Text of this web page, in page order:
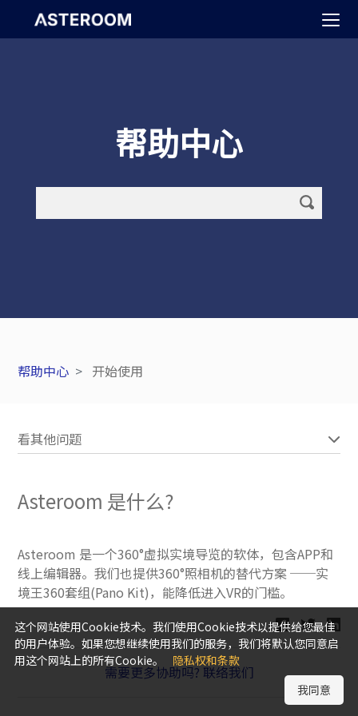
帮助中心
帮助中心 开始使用
看其他问题
Asteroom 是什么?
Asteroom 是一个360°虚拟实境导览的软体，包含APP和
线上编辑器。我们也提供360°照相机的替代方案 ──实
境王360套组(Pano Kit)，能降低进入VR的门槛。
需要更多协助吗? 联络我们
这个网站使用Cookie技术。我们使用Cookie技术以提供给您最佳
的用户体验。如果您想继续使用我们的服务，我们将默认您同意启
用这个网站上的所有Cookie。
隐私权和条款
我同意